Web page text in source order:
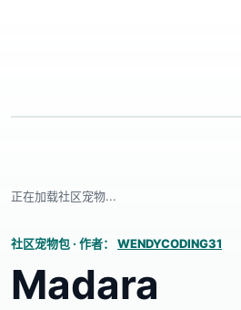
正在加载社区宠物...
社区宠物包 · 作者： WENDYCODING31
Madara